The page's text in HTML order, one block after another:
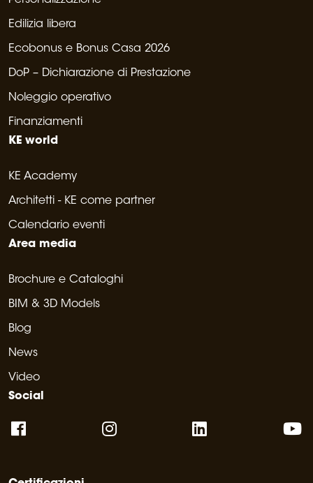
Edilizia libera
Ecobonus e Bonus Casa 2026
DoP – Dichiarazione di Prestazione
Noleggio operativo
Finanziamenti
KE world
KE Academy
Architetti - KE come partner
Calendario eventi
Area media
Brochure e Cataloghi
BIM & 3D Models
Blog
News
Video
Social